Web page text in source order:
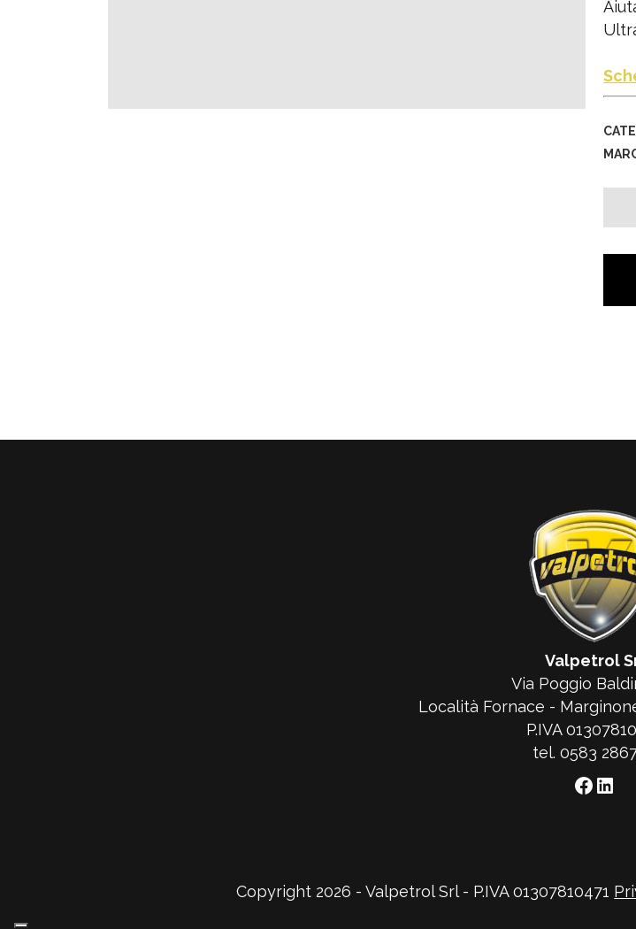
Valpetrol
Via Poggio
Località Fornace -
P.IVA
tel. 0583
Copyright 2026 - Valpetrol Srl - P.IVA 01307810471